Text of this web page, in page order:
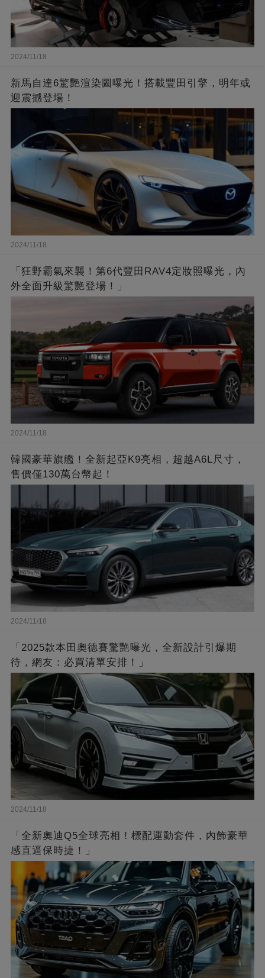
2024/11/18
新馬自達6驚艷渲染圖曝光！搭載豐田引擎，明年或
迎震撼登場！
2024/11/18
「狂野霸氣來襲！第6代豐田RAV4定妝照曝光，內
外全面升級驚艷登場！」
2024/11/18
韓國豪華旗艦！全新起亞K9亮相，超越A6L尺寸，
售價僅130萬台幣起！
2024/11/18
「2025款本田奧德賽驚艷曝光，全新設計引爆期
待，網友：必買清單安排！」
2024/11/18
「全新奧迪Q5全球亮相！標配運動套件，內飾豪華
感直逼保時捷！」